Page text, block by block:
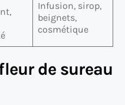
Infusion, sirop,
beignets,
cosmétique
de sureau